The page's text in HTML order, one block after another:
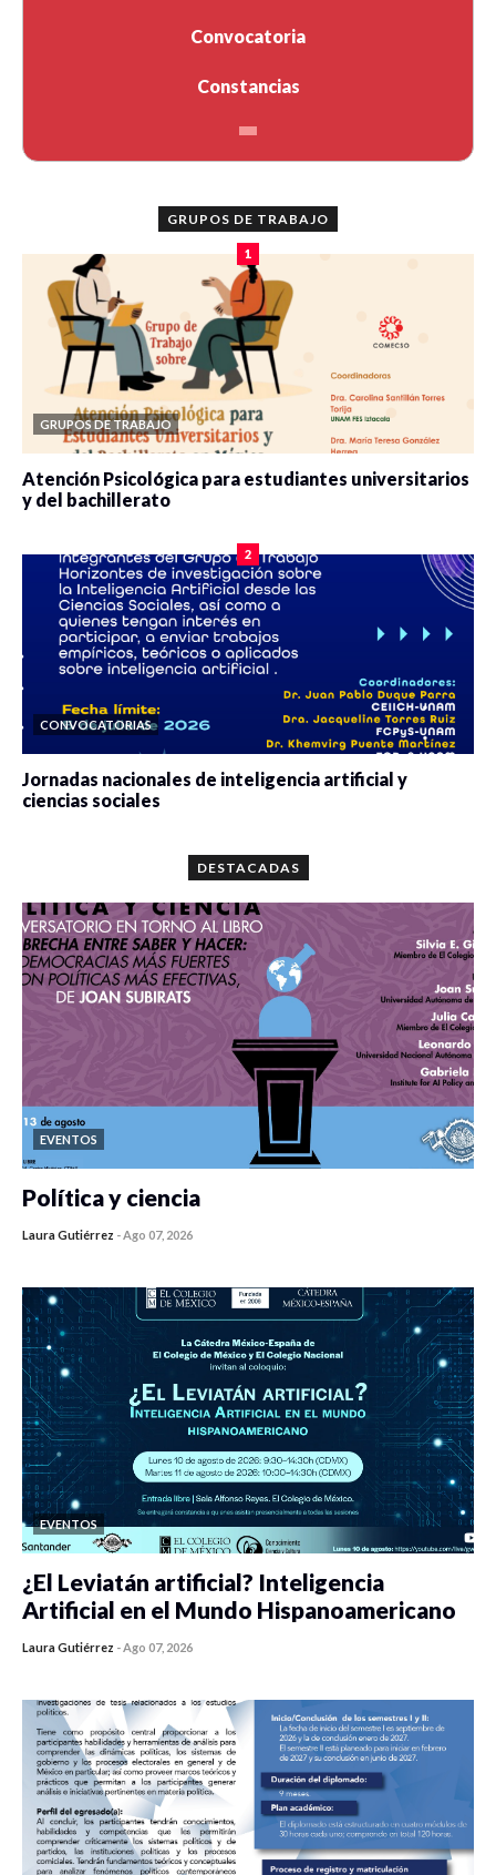
Convocatoria
Constancias
GRUPOS DE TRABAJO
1
GRUPOS DE TRABAJO
Atención Psicológica para estudiantes universitarios
y del bachillerato
2
CONVOCATORIAS
Jornadas nacionales de inteligencia artificial y
ciencias sociales
DESTACADAS
EVENTOS
Política y ciencia
Laura Gutiérrez -Ago 07, 2026
EVENTOS
¿El Leviatán artificial? Inteligencia
Artificial en el Mundo Hispanoamericano
Laura Gutiérrez -Ago 07, 2026